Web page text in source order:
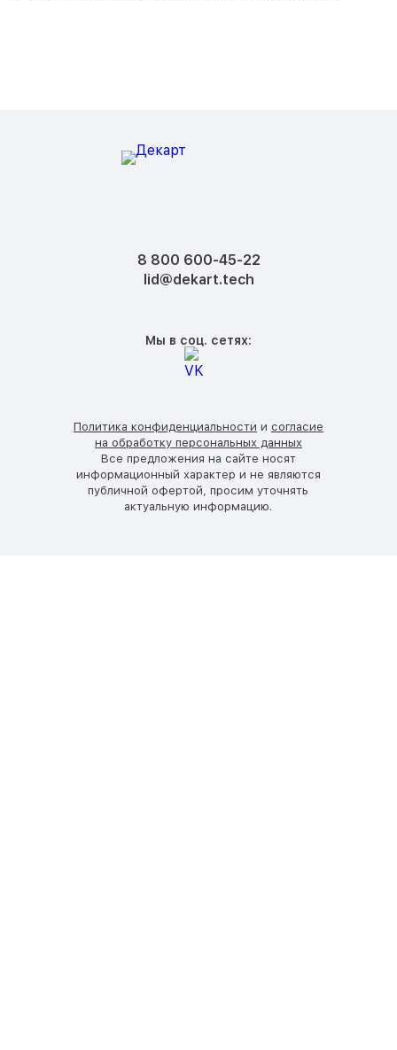
8 800 600-45-22
lid@dekart.tech
Мы в соц. сетях:
Все предложения на сайте носят
информационный характер и не являются
публичной офертой, просим уточнять
актуальную информацию.
Политика конфиденциальности и согласие
на обработку персональных данных